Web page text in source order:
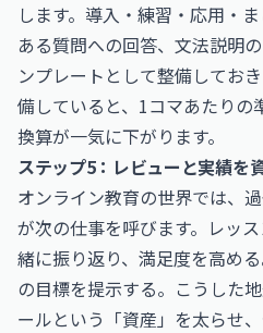
します。導入・練習・応用・
ある質問への回答、文法説明
ンプレートとして整備してお
備していると、1コマあたり
換算が一気に下がります。
ステップ5：レビューと実績を
オンライン教育の世界では、
が次の仕事を呼びます。レッ
緒に振り返り、満足度を高め
の目標を提示する。こうした
ールという「資産」を太らせ